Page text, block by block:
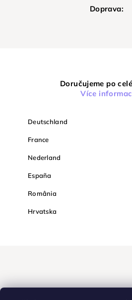
Doprava:
Doručujeme po
Více
Deutschland
France
Nederland
España
România
Hrvatska